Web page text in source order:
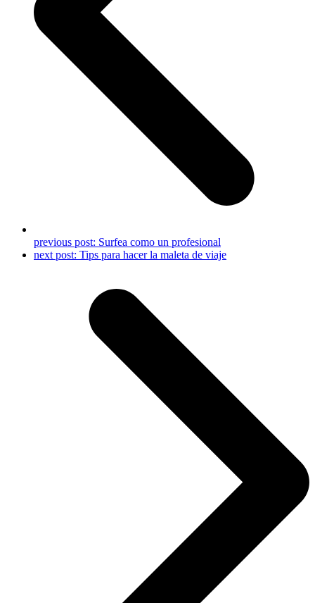
previous post: Surfea como un profesional
next post: Tips para hacer la maleta de viaje